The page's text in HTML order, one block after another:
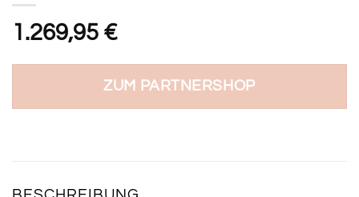
1.269,95 €
ZUM PARTNERSHOP